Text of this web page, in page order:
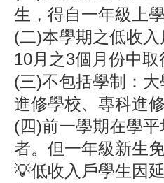
生，得自一年級上
(二)本學期之低收
10月之3個月份中取
(三)不包括學制：
進修學校、專科進
(四)前一學期在學
者。但一年級新生
💡低收入戶學生因